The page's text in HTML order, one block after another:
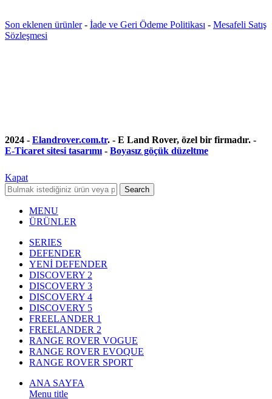
Son eklenen ürünler- İade ve Geri Ödeme Politikası - Mesafeli Satış
Sözleşmesi
2024 - Elandrover.com.tr. - E Land Rover, özel bir firmadır. -
E-Ticaret sitesi tasarımı- Boyasız göçük düzeltme
Kapat
Search
MENU
ÜRÜNLER
SERIES
DEFENDER
YENİ DEFENDER
DISCOVERY 2
DISCOVERY 3
DISCOVERY 4
DISCOVERY 5
FREELANDER 1
FREELANDER 2
RANGE ROVER VOGUE
RANGE ROVER EVOQUE
RANGE ROVER SPORT
ANA SAYFA
Menu title